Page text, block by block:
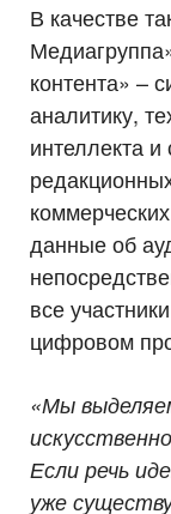
В качестве
контента» –
аналитику,
интеллекта
данные об
все
цифровом
«Мы
Если речь
уже